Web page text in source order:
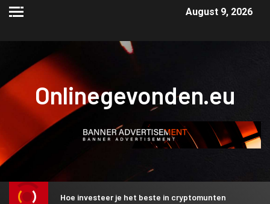
August 9, 2026
Onlinegevonden.eu
Hoe investeer je het beste in cryptomunten